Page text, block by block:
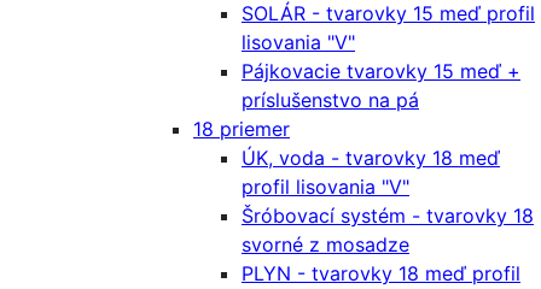
SOLÁR - tvarovky 15 meď profil
lisovania "V"
Pájkovacie tvarovky 15 meď +
príslušenstvo na pá
18 priemer
ÚK, voda - tvarovky 18 meď
profil lisovania "V"
Šróbovací systém - tvarovky 18
svorné z mosadze
PLYN - tvarovky 18 meď profil